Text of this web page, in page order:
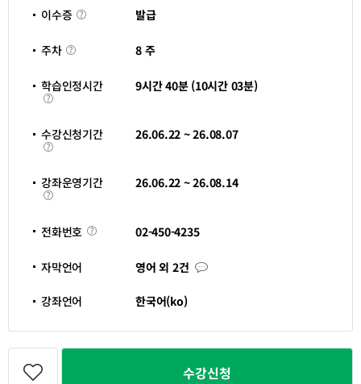
창
열
이수증 이
수
발급
주차 주
차
8 주
학습인정시간
학
습
정
시
간
9시간 40분 (10시간 03분)
수강신청기간
수
강
청
기
간
26.06.22 ~ 26.08.07
강좌운영기간
강
좌
영
기
26.06.22 ~ 26.08.14
전화번호 전
화
02-450-4235
자막언어 영어 외 2건 자
막
강좌언어 한국어(ko)
관
수강신청